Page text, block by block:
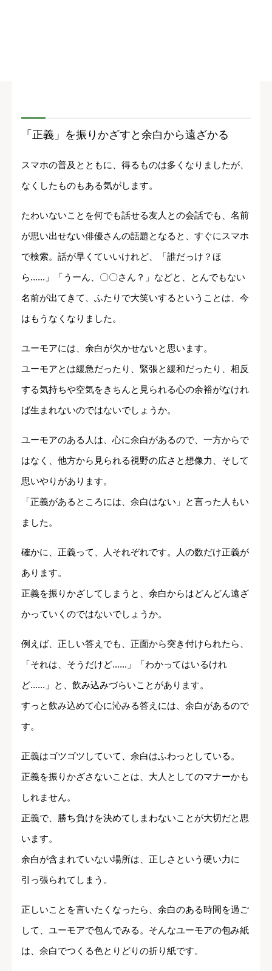
「正義」を振りかざすと余白から遠ざかる
スマホの普及とともに、得るものは多くなりましたが、
なくしたものもある気がします。
たわいないことを何でも話せる友人との会話でも、名前
が思い出せない俳優さんの話題となると、すぐにスマホ
で検索。話が早くていいけれど、「誰だっけ？ほ
ら......」「うーん、〇〇さん？」などと、とんでもない
名前が出てきて、ふたりで大笑いするということは、今
はもうなくなりました。
ユーモアには、余白が欠かせないと思います。
ユーモアとは緩急だったり、緊張と緩和だったり、相反
する気持ちや空気をきちんと見られる心の余裕がなけれ
ば生まれないのではないでしょうか。
ユーモアのある人は、心に余白があるので、一方からで
はなく、他方から見られる視野の広さと想像力、そして
思いやりがあります。
「正義があるところには、余白はない」と言った人もい
ました。
確かに、正義って、人それぞれです。人の数だけ正義が
あります。
正義を振りかざしてしまうと、余白からはどんどん遠ざ
かっていくのではないでしょうか。
例えば、正しい答えでも、正面から突き付けられたら、
「それは、そうだけど......」「わかってはいるけれ
ど......」と、飲み込みづらいことがあります。
すっと飲み込めて心に沁みる答えには、余白があるので
す。
正義はゴツゴツしていて、余白はふわっとしている。
正義を振りかざさないことは、大人としてのマナーかも
しれません。
正義で、勝ち負けを決めてしまわないことが大切だと思
います。
余白が含まれていない場所は、正しさという硬い力に
引っ張られてしまう。
正しいことを言いたくなったら、余白のある時間を過ご
して、ユーモアで包んでみる。そんなユーモアの包み紙
は、余白でつくる色とりどりの折り紙です。